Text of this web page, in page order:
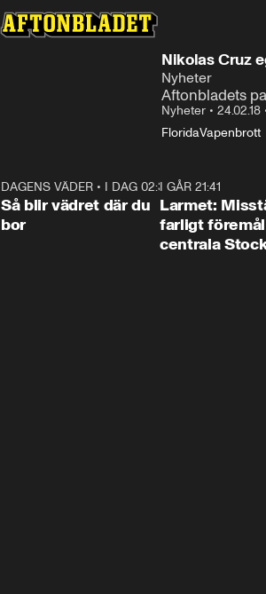
Nikolas Cruz
Nyheter
Aftonbladets
Nyheter • 24.02.18
FloridaVapenbrott
1:06
DAGENS VÄDER • I DAG 02:30
Så blir vädret där du
bor
I GÅR 21:41
Larmet:
farligt
centrala